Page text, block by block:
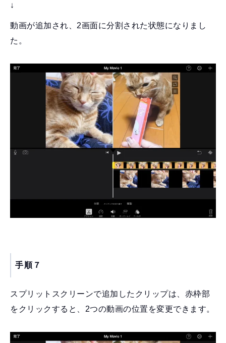
↓
動画が追加され、2画面に分割された状態になりまし
た。
手順７
スプリットスクリーンで追加したクリップは、赤枠部
をクリックすると、2つの動画の位置を変更できます。